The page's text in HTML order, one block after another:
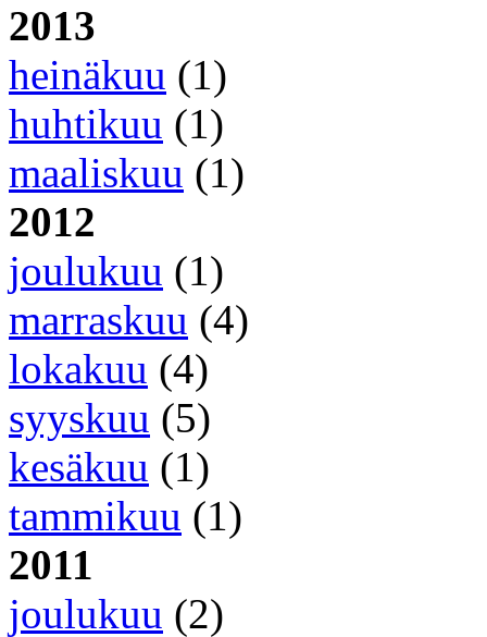
2013
heinäkuu (1)
huhtikuu (1)
maaliskuu (1)
2012
joulukuu (1)
marraskuu (4)
lokakuu (4)
syyskuu (5)
kesäkuu (1)
tammikuu (1)
2011
joulukuu (2)